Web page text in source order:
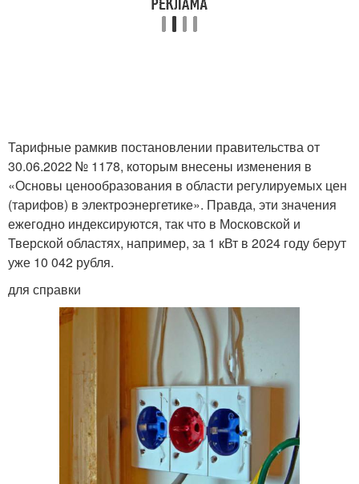
Тарифные рамкив постановлении правительства от
30.06.2022 № 1178, которым внесены изменения в
«Основы ценообразования в области регулируемых цен
(тарифов) в электроэнергетике». Правда, эти значения
ежегодно индексируются, так что в Московской и
Тверской областях, например, за 1 кВт в 2024 году берут
уже 10 042 рубля.
для справки